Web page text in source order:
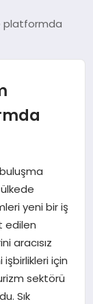
platformda
yeni bir iş
edilen
aracısız
için
sektörü
Sık